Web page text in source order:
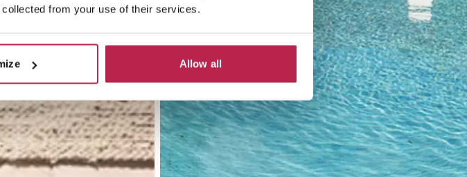
from your use of their services.
Allow all